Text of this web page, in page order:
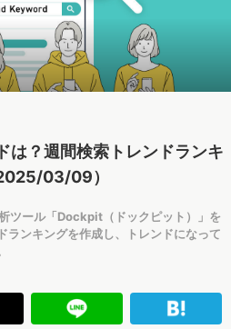
は？週間検索トレンドランキ
03/09）
ツール「Dockpit（ドックピット）」を
ランキングを作成し、トレンドになって